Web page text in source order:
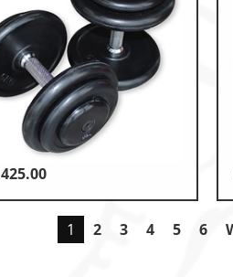
425.00
1 2 3 4 5 6